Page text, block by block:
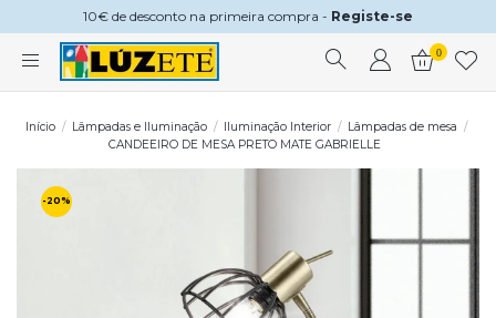
10€ de desconto na primeira compra - Registe-se
0
Início Lâmpadas e Iluminação Iluminação Interior
Lâmpadas de mesa
CANDEEIRO DE MESA PRETO MATE GABRIELLE
-20%